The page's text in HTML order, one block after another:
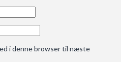
i denne browser til næste